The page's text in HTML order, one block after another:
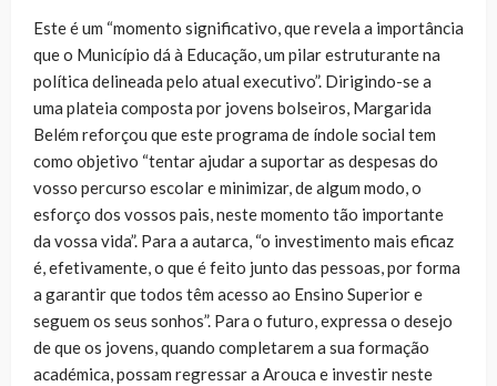
Este é um “momento significativo, que revela a importância
que o Município dá à Educação, um pilar estruturante na
política delineada pelo atual executivo”. Dirigindo-se a
uma plateia composta por jovens bolseiros, Margarida
Belém reforçou que este programa de índole social tem
como objetivo “tentar ajudar a suportar as despesas do
vosso percurso escolar e minimizar, de algum modo, o
esforço dos vossos pais, neste momento tão importante
da vossa vida”. Para a autarca, “o investimento mais eficaz
é, efetivamente, o que é feito junto das pessoas, por forma
a garantir que todos têm acesso ao Ensino Superior e
seguem os seus sonhos”. Para o futuro, expressa o desejo
de que os jovens, quando completarem a sua formação
académica, possam regressar a Arouca e investir neste